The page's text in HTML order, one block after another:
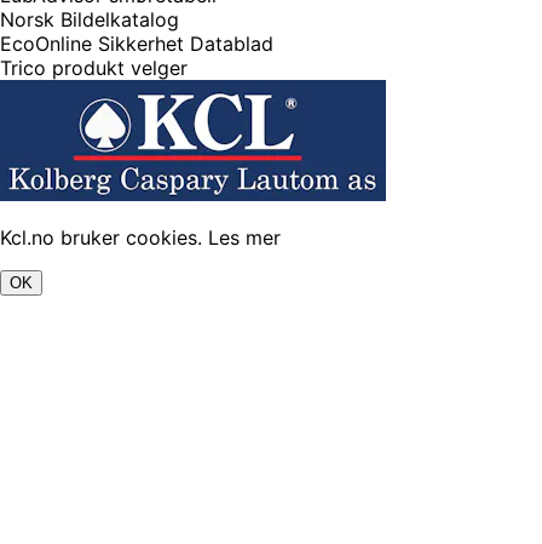
Norsk Bildelkatalog
EcoOnline Sikkerhet Datablad
Trico produkt velger
Kcl.no bruker cookies. Les mer
OK